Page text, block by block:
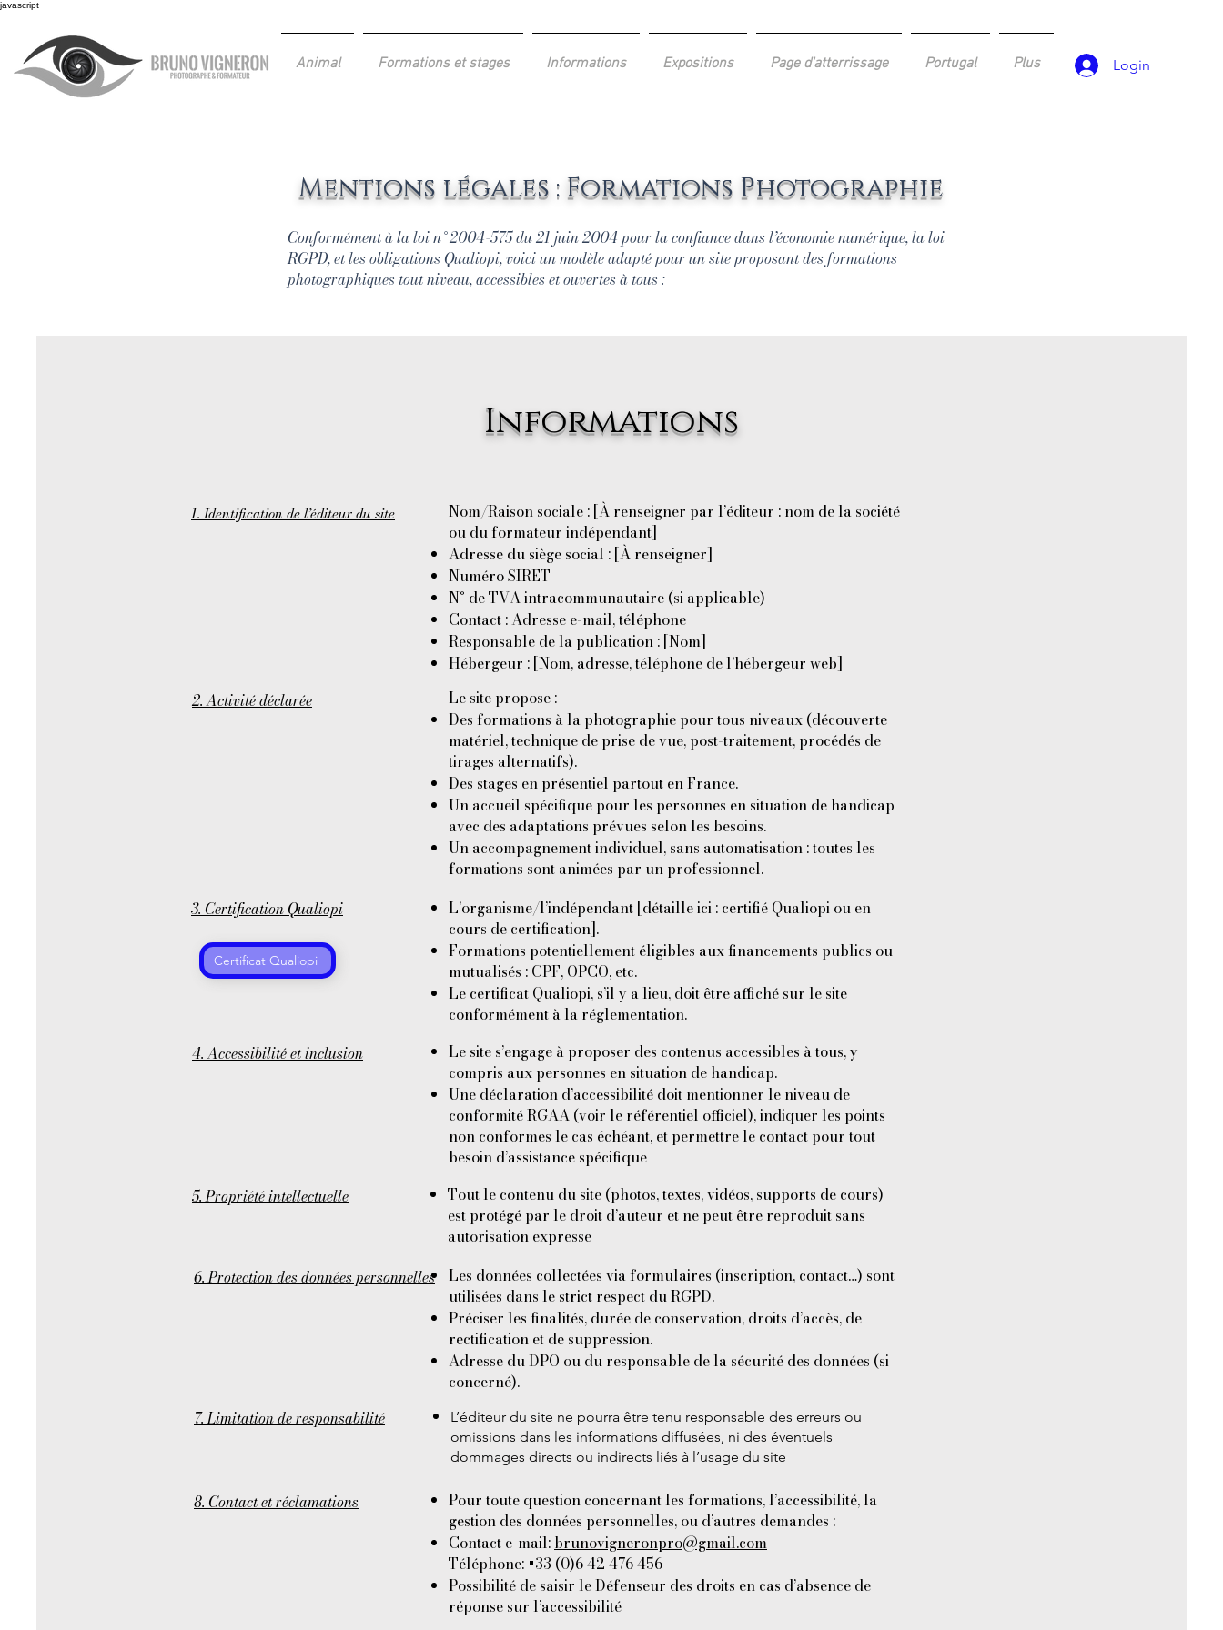
javascript
Animal Formations et stages Informations Expositions Page d'atterrissage Portugal Plus Login
À propos de moi
Mentions légales : Formations Photographie
Conformément à la loi n° 2004-575 du 21 juin 2004 pour la confiance dans l’économie numérique, la loi
RGPD, et les obligations Qualiopi, voici un modèle adapté pour un site proposant des formations
photographiques tout niveau, accessibles et ouvertes à tous :
Informations
1. Identification de l’éditeur du site
Nom/Raison sociale : [À renseigner par l’éditeur : nom de la société
ou du formateur indépendant]
Adresse du siège social : [À renseigner]
Numéro SIRET
N° de TVA intracommunautaire (si applicable)
Contact : Adresse e-mail, téléphone
Responsable de la publication : [Nom]
Hébergeur : [Nom, adresse, téléphone de l’hébergeur web]
2. Activité déclarée
3. Certification Qualiopi
Certificat Qualiopi
4. Accessibilité et inclusion
Le site propose :
Des formations à la photographie pour tous niveaux (découverte
matériel, technique de prise de vue, post-traitement, procédés de
tirages alternatifs).
Des stages en présentiel partout en France.
Un accueil spécifique pour les personnes en situation de handicap
avec des adaptations prévues selon les besoins.
Un accompagnement individuel, sans automatisation : toutes les
formations sont animées par un professionnel.
L’organisme/l’indépendant [détaille ici : certifié Qualiopi ou en
cours de certification].
Formations potentiellement éligibles aux financements publics ou
mutualisés : CPF, OPCO, etc.
Le certificat Qualiopi, s’il y a lieu, doit être affiché sur le site
conformément à la réglementation.
Le site s’engage à proposer des contenus accessibles à tous, y
compris aux personnes en situation de handicap.
Une déclaration d’accessibilité doit mentionner le niveau de
conformité RGAA (voir le référentiel officiel), indiquer les points
non conformes le cas échéant, et permettre le contact pour tout
besoin d’assistance spécifique
5. Propriété intellectuelle
Tout le contenu du site (photos, textes, vidéos, supports de cours)
est protégé par le droit d’auteur et ne peut être reproduit sans
autorisation expresse
6. Protection des données personnelles
Les données collectées via formulaires (inscription, contact…) sont
utilisées dans le strict respect du RGPD.
Préciser les finalités, durée de conservation, droits d’accès, de
rectification et de suppression.
Adresse du DPO ou du responsable de la sécurité des données (si
concerné).
7. Limitation de responsabilité
L’éditeur du site ne pourra être tenu responsable des erreurs ou
omissions dans les informations diffusées, ni des éventuels
dommages directs ou indirects liés à l’usage du site
8. Contact et réclamations
Pour toute question concernant les formations, l’accessibilité, la
gestion des données personnelles, ou d’autres demandes :
Contact e-mail: brunovigneronpro@gmail.com
Téléphone: +33 (0)6 42 476 456
Possibilité de saisir le Défenseur des droits en cas d’absence de
réponse sur l’accessibilité